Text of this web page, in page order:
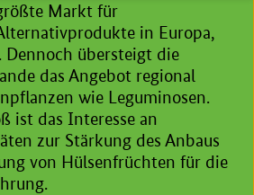
Markt für
in Europa,
Dennoch übersteigt die
das Angebot regional
wie Leguminosen.
ist das Interesse an
zur Stärkung des Anbaus
von Hülsenfrüchten für die